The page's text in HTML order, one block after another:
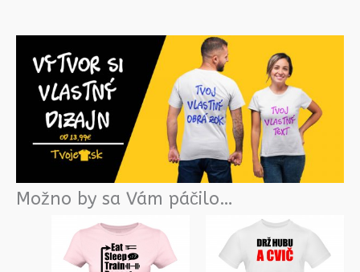
Možno by sa Vám páčilo…